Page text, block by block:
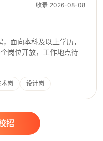
收录 2026-08-08
面向本科及以上学历，
岗位开放，工作地点待
岗
设计岗
招